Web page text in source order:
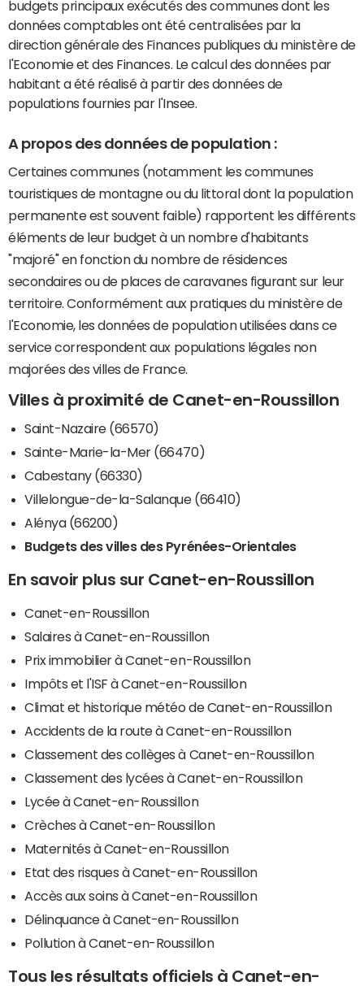
budgets principaux exécutés des communes dont les
données comptables ont été centralisées par la
direction générale des Finances publiques du ministère de
l'Economie et des Finances. Le calcul des données par
habitant a été réalisé à partir des données de
populations fournies par l'Insee.
A propos des données de population :
Certaines communes (notamment les communes
touristiques de montagne ou du littoral dont la population
permanente est souvent faible) rapportent les différents
éléments de leur budget à un nombre d'habitants
"majoré" en fonction du nombre de résidences
secondaires ou de places de caravanes figurant sur leur
territoire. Conformément aux pratiques du ministère de
l'Economie, les données de population utilisées dans ce
service correspondent aux populations légales non
majorées des villes de France.
Villes à proximité de Canet-en-Roussillon
Saint-Nazaire (66570)
Sainte-Marie-la-Mer (66470)
Cabestany (66330)
Villelongue-de-la-Salanque (66410)
Alénya (66200)
Budgets des villes des Pyrénées-Orientales
En savoir plus sur Canet-en-Roussillon
Canet-en-Roussillon
Salaires à Canet-en-Roussillon
Prix immobilier à Canet-en-Roussillon
Impôts et l'ISF à Canet-en-Roussillon
Climat et historique météo de Canet-en-Roussillon
Accidents de la route à Canet-en-Roussillon
Classement des collèges à Canet-en-Roussillon
Classement des lycées à Canet-en-Roussillon
Lycée à Canet-en-Roussillon
Crèches à Canet-en-Roussillon
Maternités à Canet-en-Roussillon
Etat des risques à Canet-en-Roussillon
Accès aux soins à Canet-en-Roussillon
Délinquance à Canet-en-Roussillon
Pollution à Canet-en-Roussillon
Tous les résultats officiels à Canet-en-